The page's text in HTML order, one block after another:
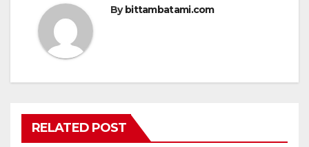
Bybittambatami.com
RELATED POST